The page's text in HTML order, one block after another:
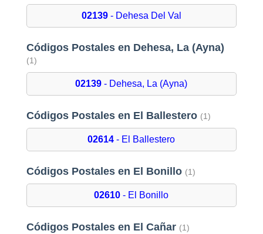
02139- Dehesa Del Val
Códigos Postales en Dehesa, La (Ayna)
(1)
02139 - Dehesa, La (Ayna)
Códigos Postales en El Ballestero (1)
02614 - El Ballestero
Códigos Postales en El Bonillo (1)
02610 - El Bonillo
Códigos Postales en El Cañar (1)